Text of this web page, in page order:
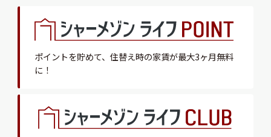
ポイントを貯めて、 住替え時の家賃が最大3ヶ月無料
に！